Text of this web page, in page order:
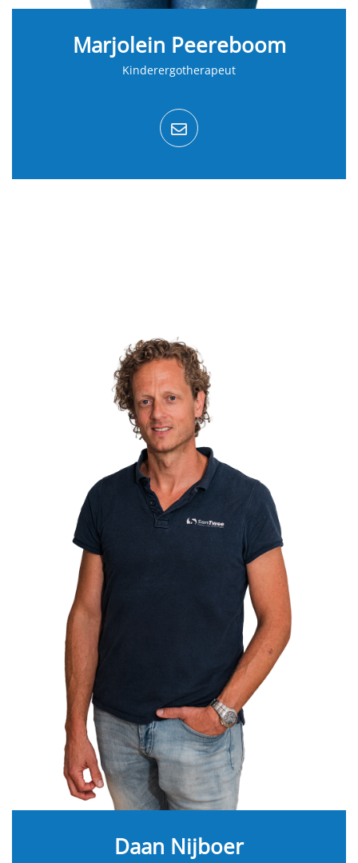
Marjolein Peereboom
Kinderergotherapeut
Daan Nijboer